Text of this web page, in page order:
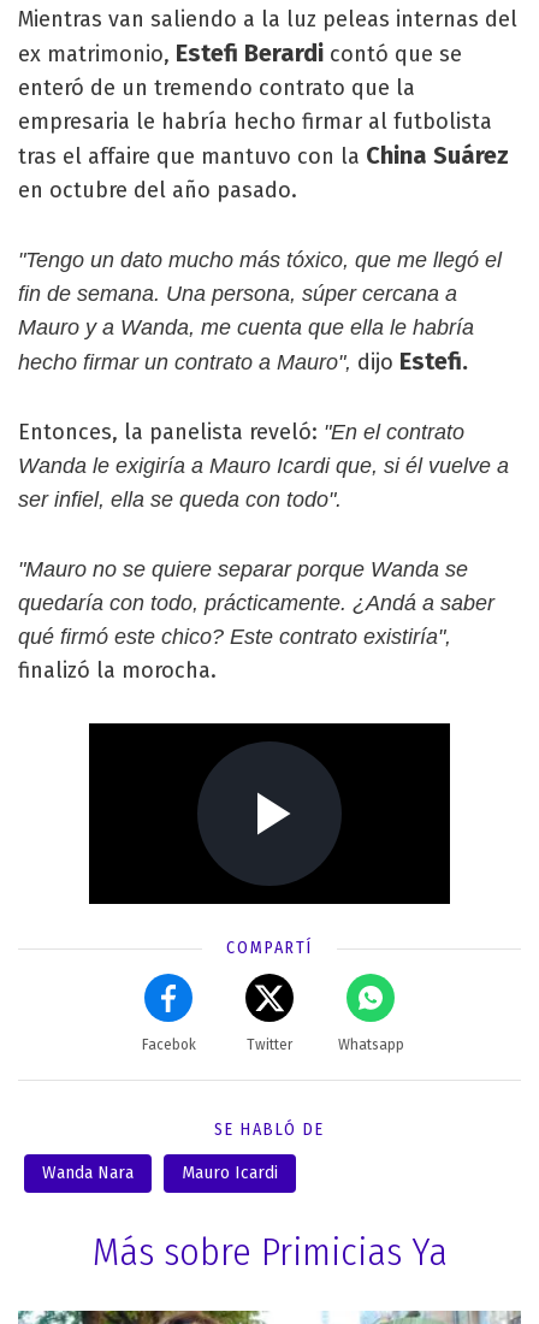
Mientras van saliendo a la luz peleas internas del
ex matrimonio, Estefi Berardi contó que se
enteró de un tremendo contrato que la
empresaria le habría hecho firmar al futbolista
tras el affaire que mantuvo con la China Suárez
en octubre del año pasado.
"Tengo un dato mucho más tóxico, que me llegó el
fin de semana. Una persona, súper cercana a
Mauro y a Wanda, me cuenta que ella le habría
hecho firmar un contrato a Mauro", dijo Estefi.
Entonces, la panelista reveló: "En el contrato
Wanda le exigiría a Mauro Icardi que, si él vuelve a
ser infiel, ella se queda con todo".
"Mauro no se quiere separar porque Wanda se
quedaría con todo, prácticamente. ¿Andá a saber
qué firmó este chico? Este contrato existiría",
finalizó la morocha.
COMPARTÍ
Facebok Twitter Whatsapp
SE HABLÓ DE
Wanda Nara Mauro Icardi
Más sobre Primicias Ya